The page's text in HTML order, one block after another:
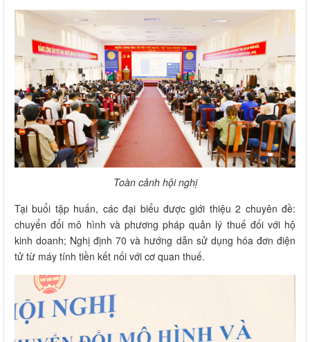
Toàn cảnh hội nghị
Tại buổi tập huấn, các đại biểu được giới thiệu 2 chuyên đề:
chuyển đổi mô hình và phương pháp quản lý thuế đối với hộ
kinh doanh; Nghị định 70 và hướng dẫn sử dụng hóa đơn điện
tử từ máy tính tiền kết nối với cơ quan thuế.